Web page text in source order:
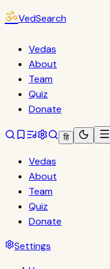
ॐVedSearch
Vedas
About
Team
Quiz
Donate
हि
Vedas
About
Team
Quiz
Donate
Settings